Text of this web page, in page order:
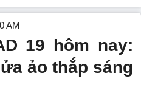
AM
19 hôm nay:
ảo thắp sáng